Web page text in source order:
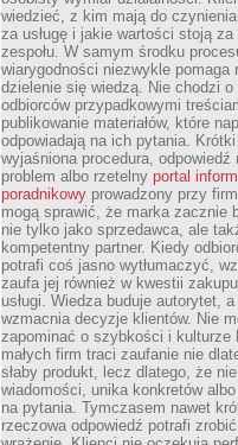
wiedzieć, z kim mają do
za usługę i jakie wartości stoją
zespołu. W samym środku
wiarygodności niezwykle pomaga
dzielenie się wiedzą. Nie chodzi
odbiorców przypadkowymi
publikowanie materiałów, które
odpowiadają na ich pytania.
wyjaśniona procedura, odpowiedź
problem albo rzetelny portal
poradnikowy prowadzony przy
mogą sprawić, że marka zacznie
nie tylko jako sprzedawca, ale
kompetentny partner. Kiedy
potrafi coś jasno wytłumaczyć,
zaufa jej również w kwestii
usługi. Wiedza buduje autorytet,
wzmacnia decyzje klientów. Nie
zapominać o szybkości i kulturze
małych firm traci zaufanie nie
słaby produkt, lecz dlatego, że
wiadomości, unika konkretów
na pytania. Tymczasem nawet
rzeczowa odpowiedź potrafi